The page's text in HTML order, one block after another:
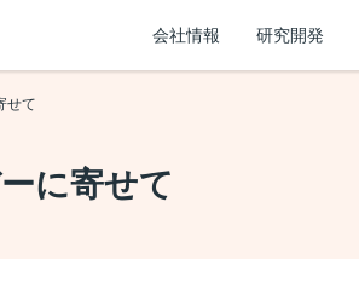
会社情報 研究開発
せて
に寄せて